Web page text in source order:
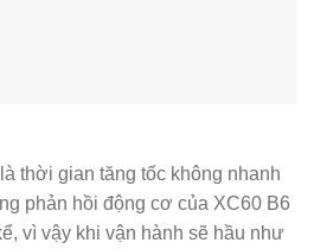
thời gian tăng tốc không nhanh
phản hồi động cơ của XC60 B6
vì vậy khi vận hành sẽ hầu như